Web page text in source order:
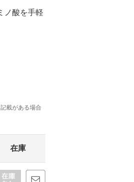
ノ酸を手軽
載がある場合
在庫